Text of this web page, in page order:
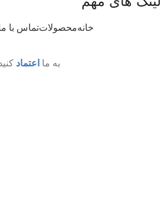
خانهمحصولاتتماس با
به ما اعتماد